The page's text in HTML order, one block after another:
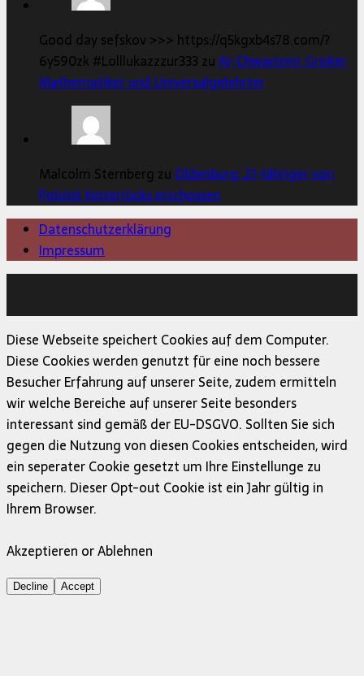
Good day sefskov >>> https://q5kgxb4s78.com/?
6y590zk #Lolllukazzzur333 zuAl-Chwarizmi: Großer
Mathematiker und Universalgelehrter
Malcolm Sternberg zuOldenburg: 21-Jähriger von
Polizist hinterrücks erschossen
Datenschutzerklärung
Impressum
Diese Webseite speichert Cookies auf dem Computer.
Diese Cookies werden genutzt für eine noch bessere
Besucher Erfahrung auf unserer Seite, zudem ermitteln
wir welche Bereiche auf unserer Seite besonders
interessant sind gemäß der EU-DSGVO. Sollten Sie sich
gegen die Nutzung von diesen Cookies entscheiden, wird
ein seperater Cookie gesetzt um Ihre Einstellunge zu
speichern. Dieser Opt-out Cookie ist ein Jahr gültig in
Ihrem Browser.
Akzeptieren or Ablehnen
Decline Accept